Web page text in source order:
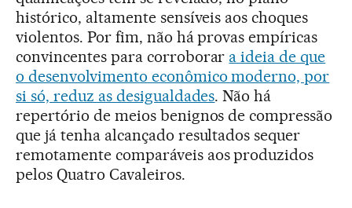
histórico, altamente sensíveis aos choques
violentos. Por fim, não há provas empíricas
convincentes para corroborar a ideia de que
o desenvolvimento econômico moderno, por
si só, reduz as desigualdades. Não há
repertório de meios benignos de compressão
que já tenha alcançado resultados sequer
remotamente comparáveis aos produzidos
pelos Quatro Cavaleiros.